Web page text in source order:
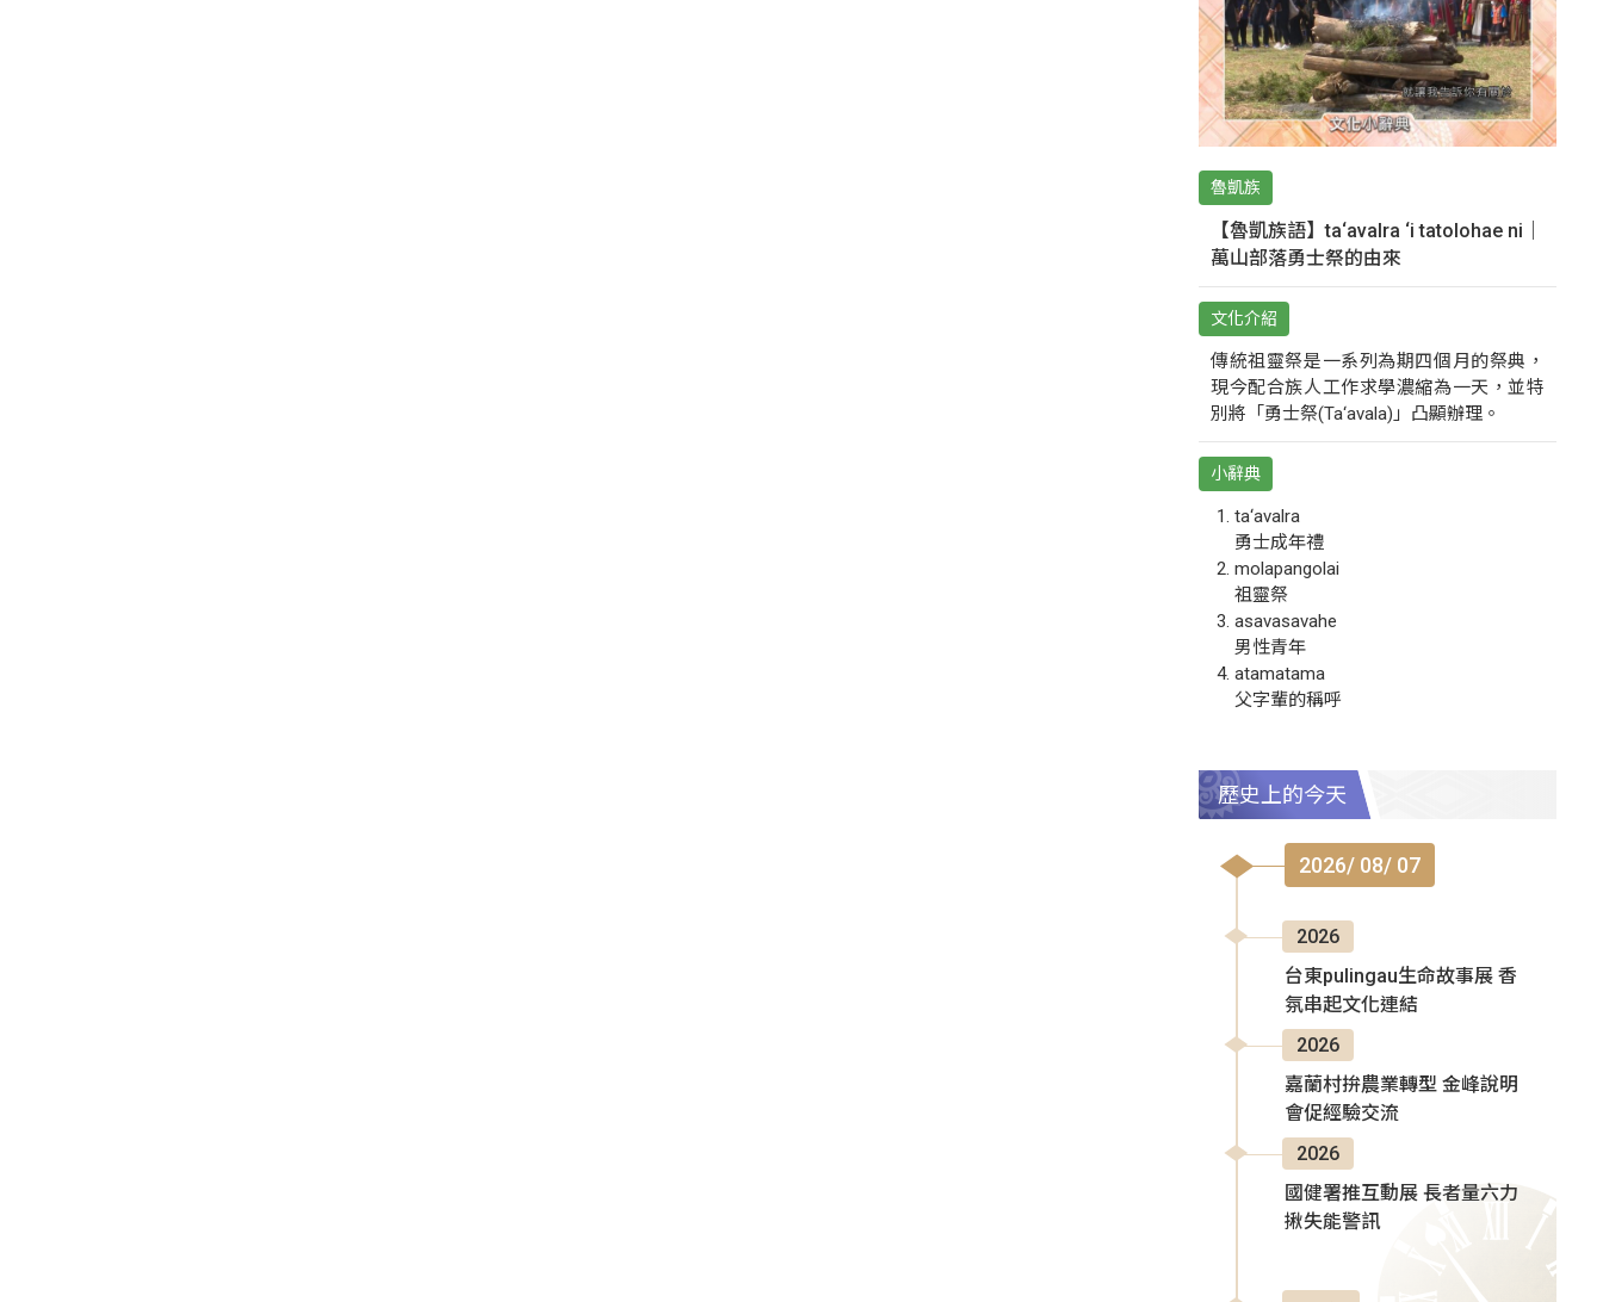
魯凱族
【魯凱族語】ta‘avalra ‘i tatolohae ni｜
萬山部落勇士祭的由來
文化介紹
傳統祖靈祭是一系列為期四個月的祭典，
現今配合族人工作求學濃縮為一天，並特
別將「勇士祭(Ta‘avala)」凸顯辦理。
小辭典
ta‘avalra
勇士成年禮
molapangolai
祖靈祭
asavasavahe
男性青年
atamatama
父字輩的稱呼
歷史上的今天
2026/ 08/ 07
2026
台東pulingau生命故事展 香
氛串起文化連結
2026
嘉蘭村拚農業轉型 金峰說明
會促經驗交流
2026
國健署推互動展 長者量六力
揪失能警訊